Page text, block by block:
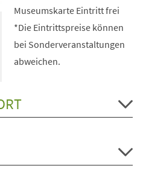
Museumskarte Eintritt frei
*Die Eintrittspreise können
bei Sonderveranstaltungen
abweichen.